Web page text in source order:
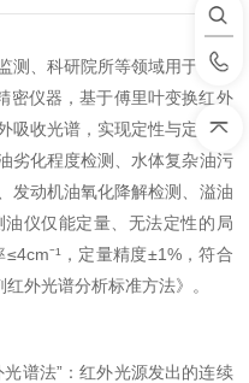
测、科研院所等领域用于分析
密仪器，基于傅里叶变换红外
吸收光谱，实现定性与定量分
劣化程度检测、水体复杂油污
发动机油氧化降解检测、溢油
仪仅能定量、无法定性的局
，定量精度±1%，符合
外光谱分析标准方法》。​
谱法”：红外光源发出的连续